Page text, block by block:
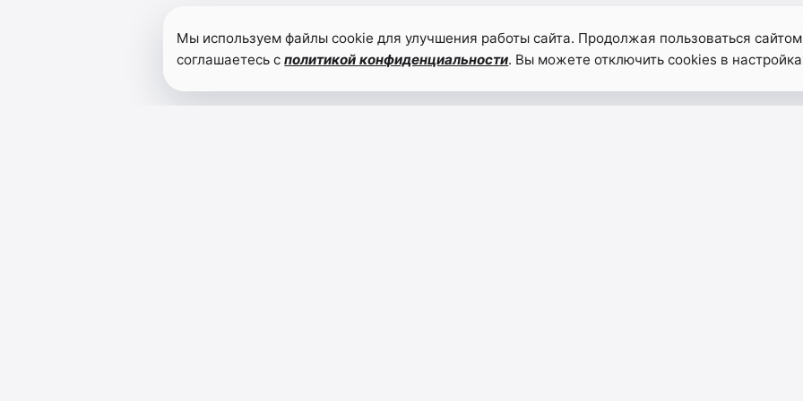
Мы используем файлы cookie для улучшения работы сайта. Продолжая пользоваться
соглашаетесь сполитикой конфиденциальности. Вы можете отключить cookies в